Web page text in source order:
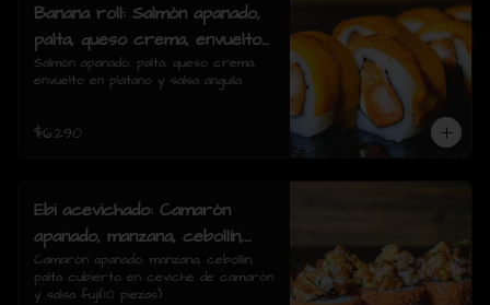
Banana roll: Salmón apanado,
palta, queso crema, envuelto
en plátano y salsa anguila(10
rolls)
Salmón apanado, palta, queso crema,
envuelto en plátano y salsa anguila
$6.290
Ebi acevichado: Camarón
apanado, manzana, cebollín,
palta cubierto en ceviche de
camarón y salsa fuji(10
Camarón apanado, manzana, cebollín,
palta cubierto en ceviche de camarón
y salsa fuji(10 piezas)